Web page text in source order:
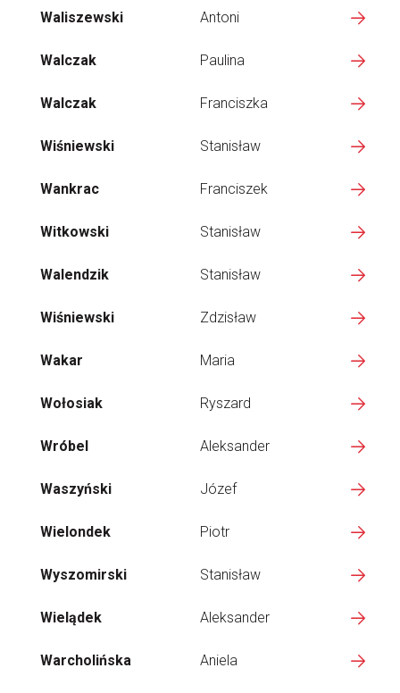
Waliszewski Antoni
Walczak Paulina
Walczak Franciszka
Wiśniewski Stanisław
Wankrac Franciszek
Witkowski Stanisław
Walendzik Stanisław
Wiśniewski Zdzisław
Wakar Maria
Wołosiak Ryszard
Wróbel Aleksander
Waszyński Józef
Wielondek Piotr
Wyszomirski Stanisław
Wielądek Aleksander
Warcholińska Aniela